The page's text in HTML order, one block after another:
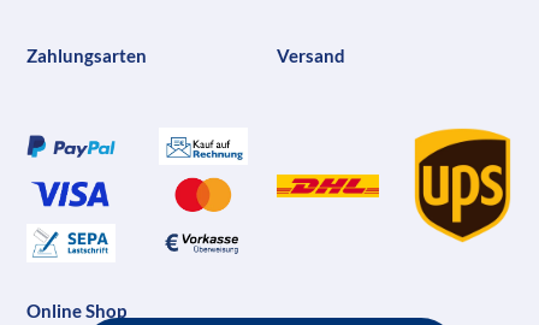
Zahlungsarten Versand
Online Shop